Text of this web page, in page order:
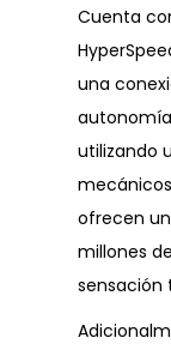
Cuenta
una
utilizando
ofrecen
millones
sensación